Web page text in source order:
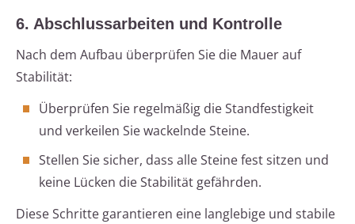
6. Abschlussarbeiten und Kontrolle
Nach dem Aufbau überprüfen Sie die Mauer auf
Stabilität:
Überprüfen Sie regelmäßig die Standfestigkeit
und verkeilen Sie wackelnde Steine.
Stellen Sie sicher, dass alle Steine fest sitzen und
keine Lücken die Stabilität gefährden.
Diese Schritte garantieren eine langlebige und stabile